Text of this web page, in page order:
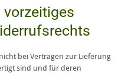
bei Verträgen zur Lieferung
sind und für deren